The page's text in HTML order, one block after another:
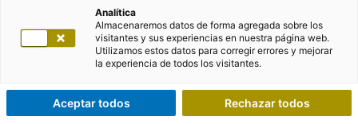
Analítica
Almacenaremos datos de forma agregada sobre los
visitantes y sus experiencias en nuestra página web.
Utilizamos estos datos para corregir errores y mejorar
la experiencia de todos los visitantes.
Aceptar todos Rechazar todos